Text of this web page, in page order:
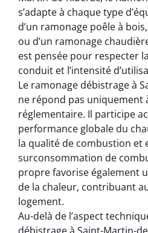
s’adapte à chaque type
d’un ramonage poêle à
ou d’un ramonage
est pensée pour respecter
conduit et l’intensité
Le ramonage débistrage à
ne répond pas uniquement
réglementaire. Il participe
performance globale du
la qualité de combustion et
surconsommation de
propre favorise également
de la chaleur, contribuant
logement.
Au-delà de l’aspect